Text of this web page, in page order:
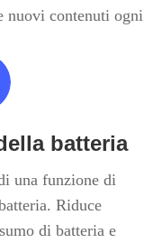
nuovi contenuti ogni
batteria
una funzione di
Riduce
di batteria e